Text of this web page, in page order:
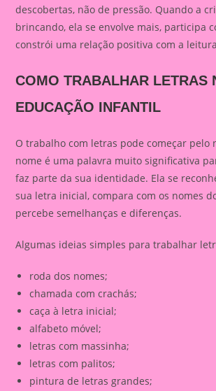
descobertas, não de pressão. Quando a
brincando, ela se envolve mais, participa
constrói uma relação positiva com a
COMO TRABALHAR LETRAS
EDUCAÇÃO INFANTIL
O trabalho com letras pode começar pelo
nome é uma palavra muito significativa
faz parte da sua identidade. Ela se
sua letra inicial, compara com os nomes
percebe semelhanças e diferenças.
Algumas ideias simples para trabalhar
roda dos nomes;
chamada com crachás;
caça à letra inicial;
alfabeto móvel;
letras com massinha;
letras com palitos;
pintura de letras grandes;